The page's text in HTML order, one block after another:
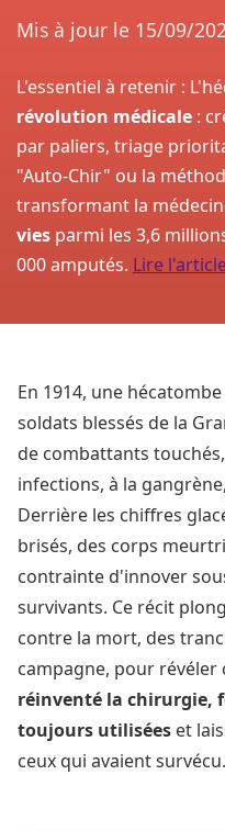
Mis à jour le 15/09/
L'essentiel à retenir :
révolution médicale :
par paliers, triage
"Auto-Chir" ou la
transformant la
vies parmi les 3,6
000 amputés. Lire
En 1914, une
soldats blessés de la
de combattants
infections, à la
Derrière les chiffres
brisés, des corps
contrainte d'innover
survivants. Ce récit
contre la mort, des
campagne, pour
réinventé la chirurgie,
toujours utilisées et
ceux qui avaient survécu.